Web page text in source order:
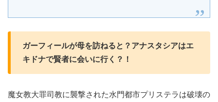
ガーフィールが母を訪ねると？アナスタシアはエ
キドナで賢者に会いに行く？！
魔女教大罪司教に襲撃された水門都市プリステラは破壊の